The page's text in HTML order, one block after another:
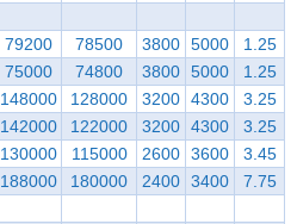
79200 78500 3800 5000
1.25
75000 74800 3800 5000
1.25
148000 128000 3200 4300
3.25
142000 122000 3200 4300
3.25
130000 115000 2600 3600
3.45
188000 180000 2400 3400 7.75